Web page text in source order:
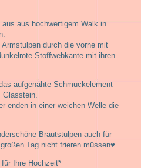
aus hochwertigem Walk in
durch die vorne mit
Stoffwebkante mit ihren
aufgenähte Schmuckelement
enden in einer weichen Welle die
Brautstulpen auch für
Tag nicht frieren müssen♥
Ihre Hochzeit*